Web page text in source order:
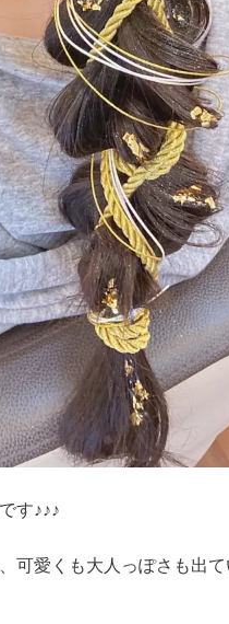
す♪♪♪
可愛くも大人っぽさも出